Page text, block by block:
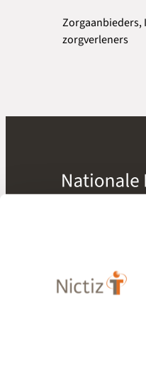
Zorgaanbieders,
zorgverleners
Bibliotheek